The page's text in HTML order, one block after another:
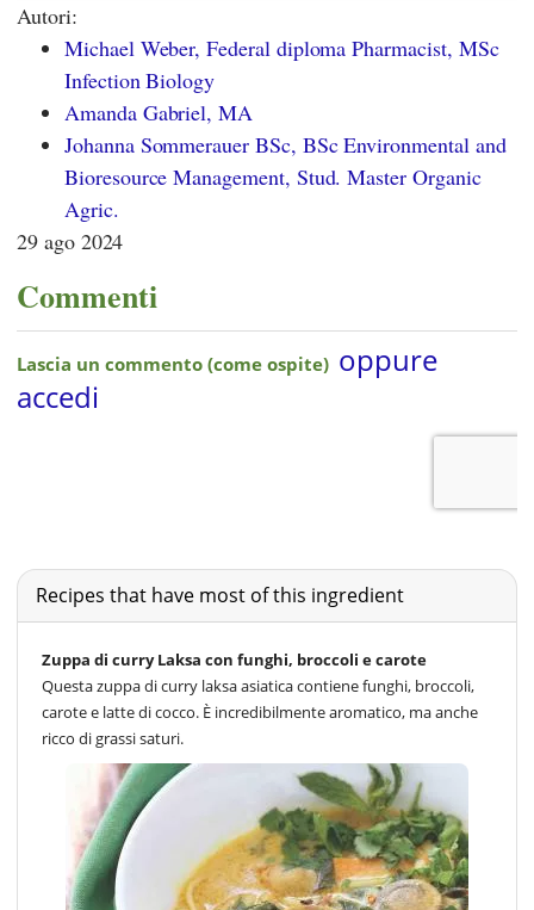
Autori:
Michael Weber, Federal diploma Pharmacist, MSc
Infection Biology
Amanda Gabriel, MA
Johanna Sommerauer BSc, BSc Environmental and
Bioresource Management, Stud. Master Organic
Agric.
29 ago 2024
Commenti
Recipes that have most of this ingredient
Zuppa di curry Laksa con funghi, broccoli e carote
Questa zuppa di curry laksa asiatica contiene funghi, broccoli,
carote e latte di cocco. È incredibilmente aromatico, ma anche
ricco di grassi saturi.